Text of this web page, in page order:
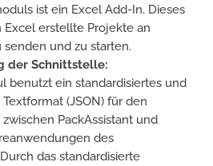
ist ein Excel Add-In. Dieses
Excel erstellte Projekte an
senden und zu starten.
der Schnittstelle:
benutzt ein standardisiertes und
(JSON) für den
PackAssistant und
des
das standardisierte